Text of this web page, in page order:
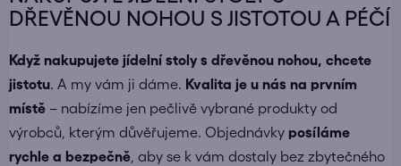
DŘEVĚNOU NOHOU S JISTOTOU A PÉČÍ
Když nakupujete jídelní stoly s dřevěnou nohou, chcete
jistotu. A my vám ji dáme. Kvalita je u nás na prvním
místě – nabízíme jen pečlivě vybrané produkty od
výrobců, kterým důvěřujeme. Objednávky posíláme
rychle a bezpečně , aby se k vám dostaly bez zbytečného